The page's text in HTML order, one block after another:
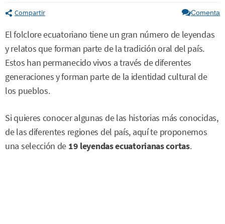
Compartir Comenta
El folclore ecuatoriano tiene un gran número de leyendas
y relatos que forman parte de la tradición oral del país.
Estos han permanecido vivos a través de diferentes
generaciones y forman parte de la identidad cultural de
los pueblos.
Si quieres conocer algunas de las historias más conocidas,
de las diferentes regiones del país, aquí te proponemos
una selección de 19 leyendas ecuatorianas cortas.